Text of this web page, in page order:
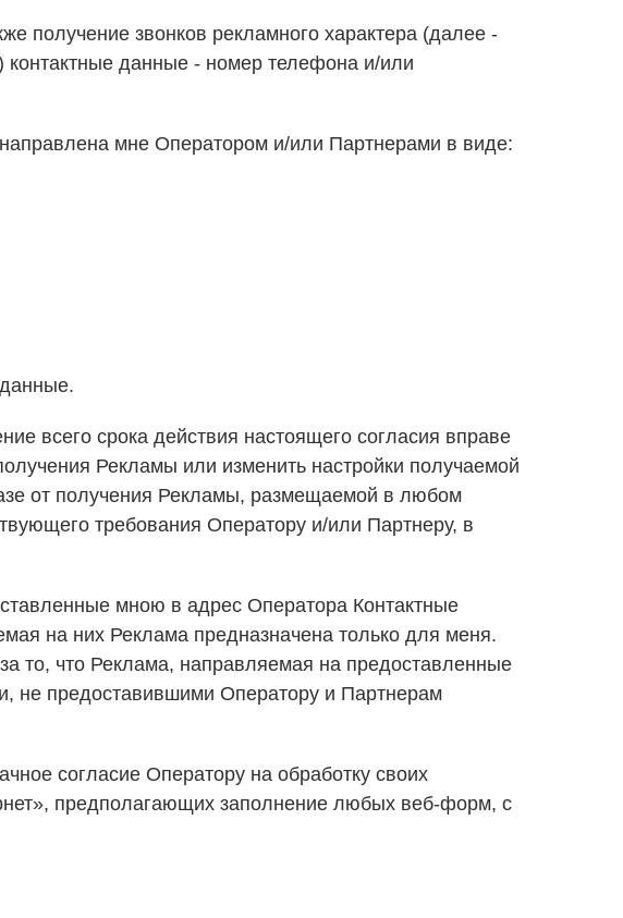
получение звонков рекламного характера (далее -
данные - номер телефона и/или
мне Оператором и/или Партнерами в виде:
всего срока действия настоящего согласия вправе
Рекламы или изменить настройки получаемой
от получения Рекламы, размещаемой в любом
требования Оператору и/или Партнеру, в
мною в адрес Оператора Контактные
на них Реклама предназначена только для меня.
то, что Реклама, направляемая на предоставленные
не предоставившими Оператору и Партнерам
согласие Оператору на обработку своих
предполагающих заполнение любых веб-форм, с